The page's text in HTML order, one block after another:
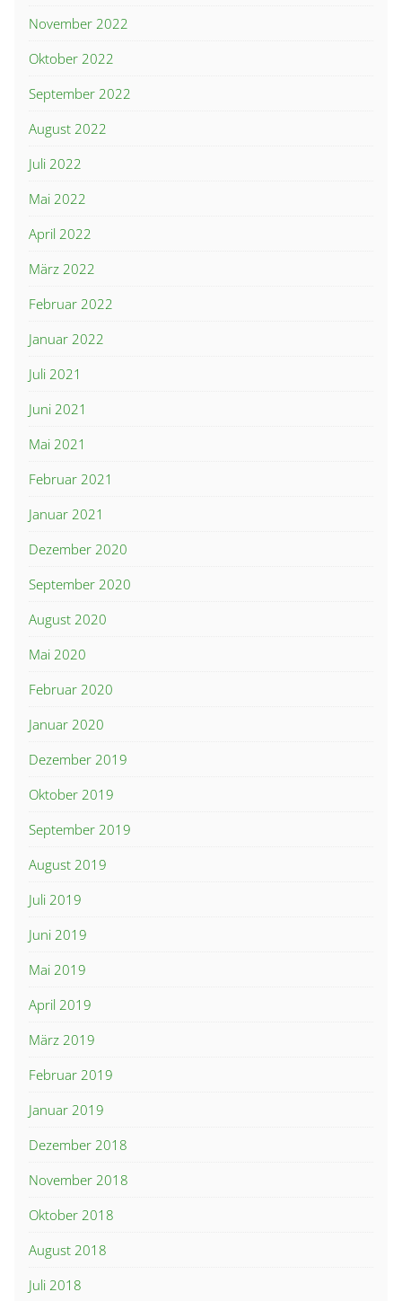
November 2022
Oktober 2022
September 2022
August 2022
Juli 2022
Mai 2022
April 2022
März 2022
Februar 2022
Januar 2022
Juli 2021
Juni 2021
Mai 2021
Februar 2021
Januar 2021
Dezember 2020
September 2020
August 2020
Mai 2020
Februar 2020
Januar 2020
Dezember 2019
Oktober 2019
September 2019
August 2019
Juli 2019
Juni 2019
Mai 2019
April 2019
März 2019
Februar 2019
Januar 2019
Dezember 2018
November 2018
Oktober 2018
August 2018
Juli 2018